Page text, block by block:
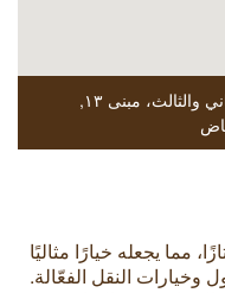
والثالث، مبنى ١٣
,
مما يجعله خيارًا مثاليًا
النقل الفعّالة.